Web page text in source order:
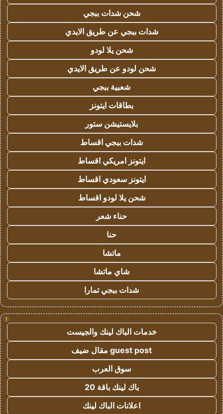
شحن شدات ببجي
شدات ببجي عن طريق الايدي
شحن يلا لودو
شحن لودو عن طريق الايدي
شعبية ببجي
بطاقات ايتونز
بلايستيشن ستور
شدات ببجي اقساط
ايتونز امريكي اقساط
ايتونز سعودي اقساط
شحن يلا لودو اقساط
حناء شعر
حنا
ماتشا
شاي ماتشا
شدات ببجي تمارا
!
خدمات الباك لينك والجيست
guest post مقال ضيف
سوق العرب
باك لينك باقة 20
اعلانات الباك لينك